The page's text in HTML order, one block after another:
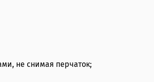
не снимая перчаток;